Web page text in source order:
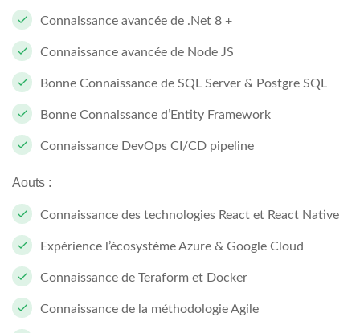
Connaissance avancée de .Net 8 +
Connaissance avancée de Node JS
Bonne Connaissance de SQL Server & Postgre SQL
Bonne Connaissance d’Entity Framework
Connaissance DevOps CI/CD pipeline
Aouts :
Connaissance des technologies React et React Native
Expérience l’écosystème Azure & Google Cloud
Connaissance de Teraform et Docker
Connaissance de la méthodologie Agile